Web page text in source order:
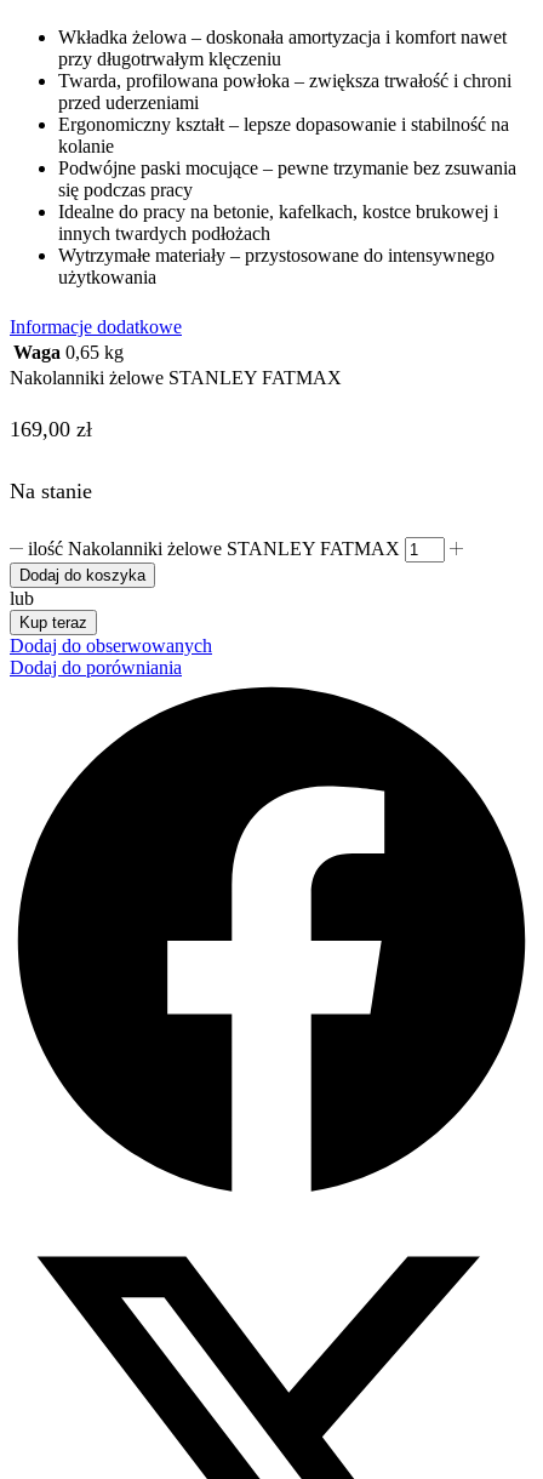
Wkładka żelowa – doskonała amortyzacja i komfort nawet
przy długotrwałym klęczeniu
Twarda, profilowana powłoka – zwiększa trwałość i chroni
przed uderzeniami
Ergonomiczny kształt – lepsze dopasowanie i stabilność na
kolanie
Podwójne paski mocujące – pewne trzymanie bez zsuwania
się podczas pracy
Idealne do pracy na betonie, kafelkach, kostce brukowej i
innych twardych podłożach
Wytrzymałe materiały – przystosowane do intensywnego
użytkowania
Informacje dodatkowe
Waga 0,65 kg
Nakolanniki żelowe STANLEY FATMAX
169,00 zł
Na stanie
ilość Nakolanniki żelowe STANLEY FATMAX
Dodaj do koszyka
lub
Kup teraz
Dodaj do obserwowanych
Dodaj do porówniania